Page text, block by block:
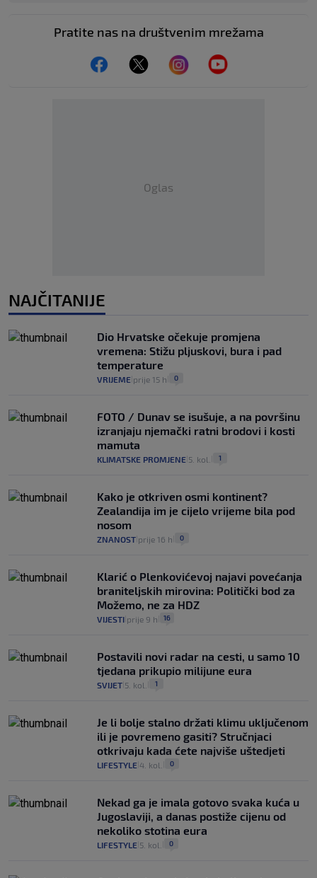
Pratite nas na društvenim mrežama
Oglas
NAJČITANIJE
Dio Hrvatske očekuje promjena
vremena: Stižu pljuskovi, bura i pad
temperature
VRIJEME prije 15 h 0
FOTO / Dunav se isušuje, a na površinu
izranjaju njemački ratni brodovi i kosti
mamuta
KLIMATSKE PROMJENE 5. kol. 1
Kako je otkriven osmi kontinent?
Zealandija im je cijelo vrijeme bila pod
nosom
ZNANOST prije 16 h 0
Klarić o Plenkovićevoj najavi povećanja
braniteljskih mirovina: Politički bod za
Možemo, ne za HDZ
VIJESTI prije 9 h 16
Postavili novi radar na cesti, u samo 10
tjedana prikupio milijune eura
SVIJET 5. kol. 1
Je li bolje stalno držati klimu uključenom
ili je povremeno gasiti? Stručnjaci
otkrivaju kada ćete najviše uštedjeti
LIFESTYLE 4. kol. 0
Nekad ga je imala gotovo svaka kuća u
Jugoslaviji, a danas postiže cijenu od
nekoliko stotina eura
LIFESTYLE 5. kol. 0